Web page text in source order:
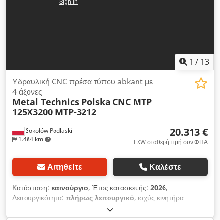
1 / 13
Sokołów Podlaski
1.484 km
Υδραυλική CNC πρέσα τύπου abkant με
4 άξονες
Metal Technics Polska CNC MTP
125X3200 MTP-3212
20.313 €
EXW σταθερή τιμή συν ΦΠΑ
Αιτηθείτε Καλέστε
Κατάσταση: καινούργιο, Έτος κατασκευής: 2026,
Λειτουργικότητα: πλήρως λειτουργικό, ισχύς κινητήρα
, συνολικό μήκος: